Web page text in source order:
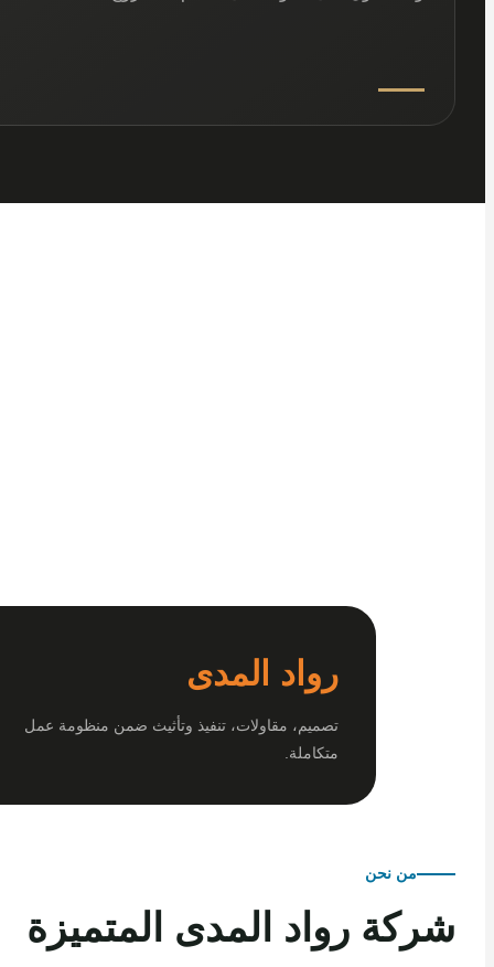
رواد المدى
تصميم، مقاولات، تنفيذ وتأثيث ضمن منظومة عمل
من نحن
رواد المدى المتميزة